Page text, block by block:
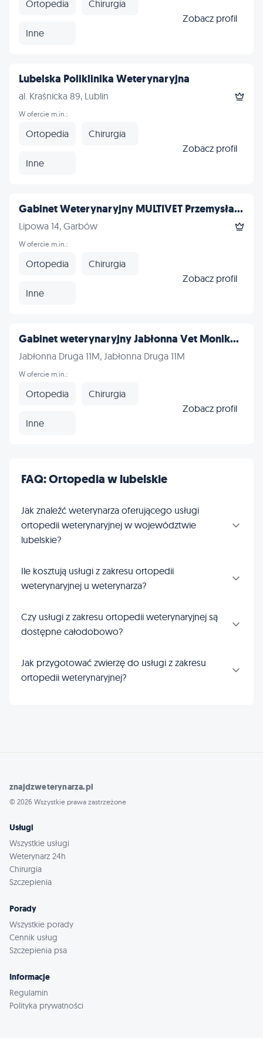
Ortopedia Chirurgia
Inne
Zobacz profil
Lubelska Poliklinika Weterynaryjna
al. Kraśnicka 89, Lublin
W ofercie m.in.:
Ortopedia Chirurgia
Inne
Zobacz profil
Gabinet Weterynaryjny MULTIVET Przemysła...
Lipowa 14, Garbów
W ofercie m.in.:
Ortopedia Chirurgia
Inne
Zobacz profil
Gabinet weterynaryjny Jabłonna Vet Monik...
Jabłonna Druga 11M, Jabłonna Druga 11M
W ofercie m.in.:
Ortopedia Chirurgia
Inne
Zobacz profil
FAQ: Ortopedia w lubelskie
Jak znaleźć weterynarza oferującego usługi
ortopedii weterynaryjnej w województwie
lubelskie?
Ile kosztują usługi z zakresu ortopedii
weterynaryjnej u weterynarza?
Czy usługi z zakresu ortopedii weterynaryjnej są
dostępne całodobowo?
Jak przygotować zwierzę do usługi z zakresu
ortopedii weterynaryjnej?
znajdzweterynarza.pl
© 2026 Wszystkie prawa zastrzeżone
Usługi
Wszystkie usługi
Weterynarz 24h
Chirurgia
Szczepienia
Porady
Wszystkie porady
Cennik usług
Szczepienia psa
Informacje
Regulamin
Polityka prywatności